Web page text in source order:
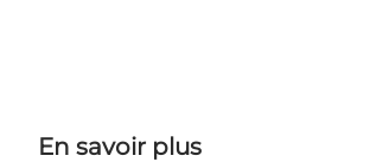
En savoir plus